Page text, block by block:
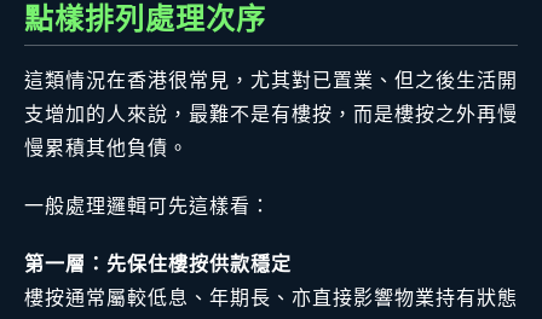
點樣排列處理次序
這類情況在香港很常見，尤其對已置業、但之後生活開
支增加的人來說，最難不是有樓按，而是樓按之外再慢
慢累積其他負債。
一般處理邏輯可先這樣看：
第一層：先保住樓按供款穩定
樓按通常屬較低息、年期長、亦直接影響物業持有狀態